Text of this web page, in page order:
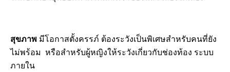
สุขภาพ มีโอกาสตั้งครรภ์ ต้องระวังเป็นพิเศษสำหรับคนที่ยัง
ไม่พร้อม หรือสำหรับผู้หญิงให้ระวังเกี่ยวกับช่องท้อง ระบบ
ภายใน